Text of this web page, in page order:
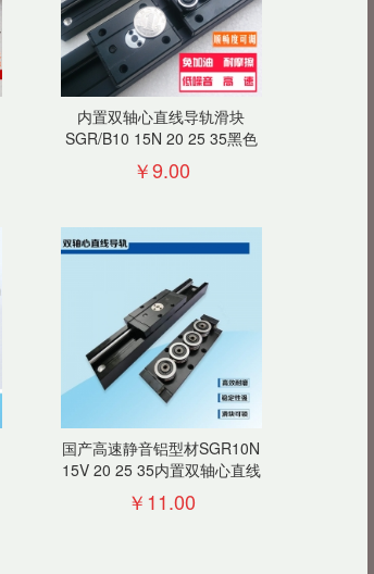
内置双轴心直线导轨滑块
SGR/B10 15N 20 25 35黑色
铝型材滚轮方滑轨
￥9.00
国产高速静音铝型材SGR10N
15V 20 25 35内置双轴心直线
导轨滑块
￥11.00